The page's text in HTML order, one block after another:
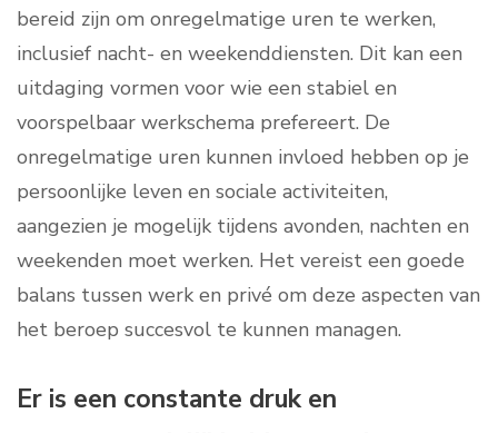
bereid zijn om onregelmatige uren te werken,
inclusief nacht- en weekenddiensten. Dit kan een
uitdaging vormen voor wie een stabiel en
voorspelbaar werkschema prefereert. De
onregelmatige uren kunnen invloed hebben op je
persoonlijke leven en sociale activiteiten,
aangezien je mogelijk tijdens avonden, nachten en
weekenden moet werken. Het vereist een goede
balans tussen werk en privé om deze aspecten van
het beroep succesvol te kunnen managen.
Er is een constante druk en